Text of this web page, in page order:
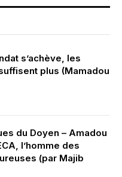
s’achève, les
plus (Mamadou
du Doyen – Amadou
l’homme des
(par Majib